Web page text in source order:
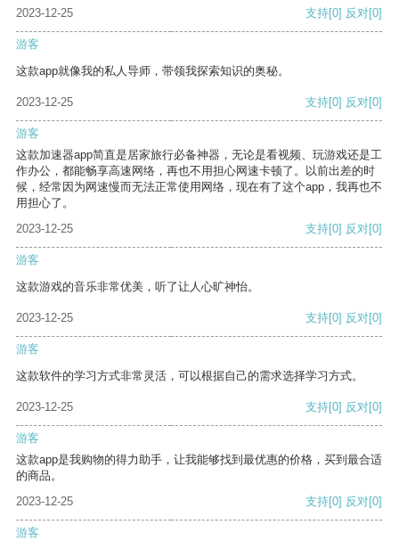
2023-12-25 支持[0] 反对[0]
游客
这款app就像我的私人导师，带领我探索知识的奥秘。
2023-12-25 支持[0] 反对[0]
游客
这款加速器app简直是居家旅行必备神器，无论是看视频、玩游戏还是工
作办公，都能畅享高速网络，再也不用担心网速卡顿了。以前出差的时
候，经常因为网速慢而无法正常使用网络，现在有了这个app，我再也不
用担心了。
2023-12-25
支持[0] 反对[0]
游客
这款游戏的音乐非常优美，听了让人心旷神怡。
2023-12-25 支持[0] 反对[0]
游客
这款软件的学习方式非常灵活，可以根据自己的需求选择学习方式。
2023-12-25 支持[0] 反对[0]
游客
这款app是我购物的得力助手，让我能够找到最优惠的价格，买到最合适
的商品。
2023-12-25
支持[0] 反对[0]
游客